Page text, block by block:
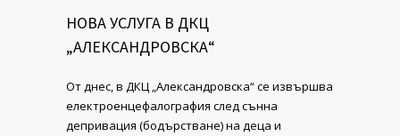
НОВА УСЛУГА В ДКЦ
„АЛЕКСАНДРОВСКА“
От днес, в ДКЦ „Александровска“ се извършва
електроенцефалография след сънна
депривация (бодърстване) на деца и